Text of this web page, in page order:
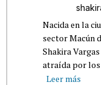
Nacida en la
sector Macún
Shakira
atraída por los
Leer más